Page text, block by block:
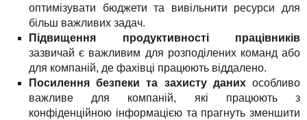
оптимізувати бюджети та вивільнити ресурси для
більш важливих задач.
Підвищення продуктивності працівників
зазвичай є важливим для розподілених команд або
для компаній, де фахівці працюють віддалено.
Посилення безпеки та захисту данихособливо
важливе для компаній, які працюють з
конфіденційною інформацією та прагнуть зменшити